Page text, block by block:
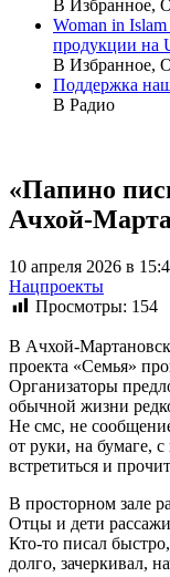
В Избранное,
Woman in
продукции на
В Избранное,
Поддержка
В Радио
«Папино
Ачхой-
10 апреля 2026 в
Нацпроекты
Просмотры: 154
В Ачхой-
проекта «Семья»
Организаторы
обычной жизни
Не смс, не
от руки, на бумаге,
встретиться и
В просторном зале
Отцы и дети
Кто-то писал
долго, зачеркивал,